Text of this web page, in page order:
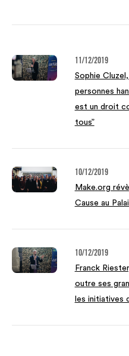
11/12/2019
Sophie
personnes
est un droit
tous”
10/12/2019
Make.org
Cause au
10/12/2019
Franck
outre ses
les initiatives